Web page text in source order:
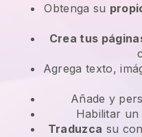
Obtenga su
Crea tus
Agrega texto,
Añade y
Habilitar un
Traduzca su